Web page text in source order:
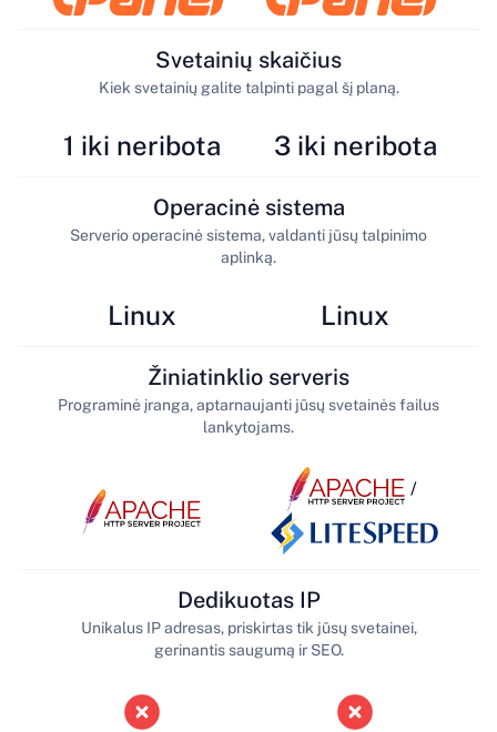
1 iki neribota
Svetainių skaičius
Kiek svetainių galite talpinti pagal šį planą.
3 iki neribota
Linux
Operacinė sistema
Serverio operacinė sistema, valdanti jūsų talpinimo
aplinką.
Linux
Žiniatinklio serveris
Programinė įranga, aptarnaujanti jūsų svetainės failus
lankytojams.
/
Dedikuotas IP
Unikalus IP adresas, priskirtas tik jūsų svetainei,
gerinantis saugumą ir SEO.